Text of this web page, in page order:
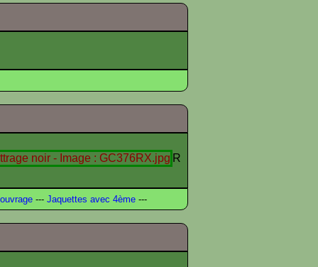
R
--- Jaquettes avec 4ème ---